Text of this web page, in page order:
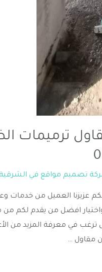
ترميمات
تصميم مواقع في
عزيزنا العميل من خدمات
واختيار افضل من يقدم لكم
ترغب في معرفة المزيد من
مقاول …